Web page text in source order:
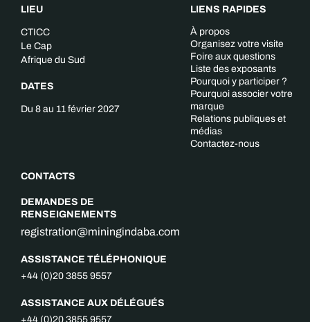
LIEU
CTICC
Le Cap
Afrique du Sud
DATES
Du 8 au 11 février 2027
CONTACTS
DEMANDES DE
RENSEIGNEMENTS
registration@miningindaba.com
ASSISTANCE TÉLÉPHONIQUE
+44 (0)20 3855 9557
ASSISTANCE AUX DÉLÉGUÉS
LIENS RAPIDES
À propos
Organisez votre visite
Foire aux questions
Liste des exposants
Pourquoi y participer ?
Pourquoi associer votre
marque
Relations publiques et
médias
Contactez-nous